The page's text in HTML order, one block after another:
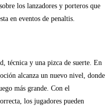
los lanzadores y porteros que
en eventos de penaltis.
técnica y una pizca de suerte. En
alcanza un nuevo nivel, donde
más grande. Con el
los jugadores pueden